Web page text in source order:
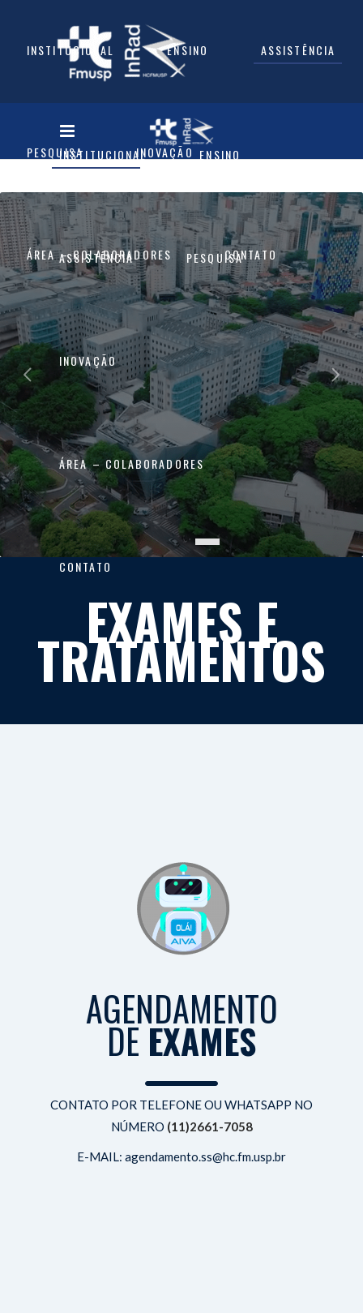
INSTITUCIONAL ENSINO
ASSISTÊNCIA PESQUISA
INOVAÇÃO
ÁREA – COLABORADORES
CONTATO
INSTITUCIONAL ENSINO ASSISTÊNCIA
PESQUISA INOVAÇÃO
ÁREA – COLABORADORES CONTATO
EXAMESE
TRATAMENTOS
AGENDAMENTO
DEEXAMES
CONTATO POR TELEFONE OU WHATSAPP NO
NÚMERO (11)2661-7058
E-MAIL: agendamento.ss@hc.fm.usp.br